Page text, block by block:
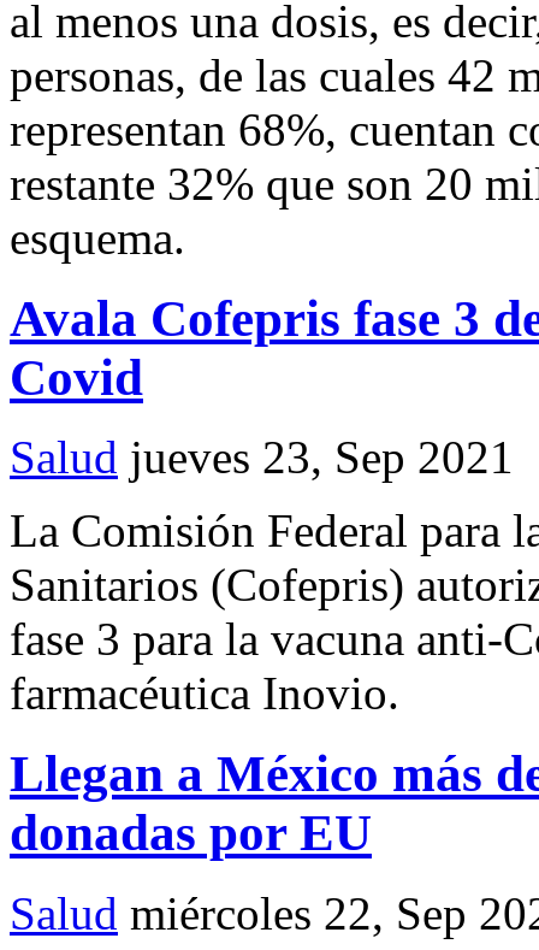
al menos una dosis, es
personas, de las cuales 42
representan 68%, cuentan
restante 32% que son 20
esquema.
Avala Cofepris fase 3
Covid
Salud jueves 23, Sep 2021
La Comisión Federal para
Sanitarios (Cofepris)
fase 3 para la vacuna anti-
farmacéutica Inovio.
Llegan a México más
donadas por EU
Salud miércoles 22, Sep